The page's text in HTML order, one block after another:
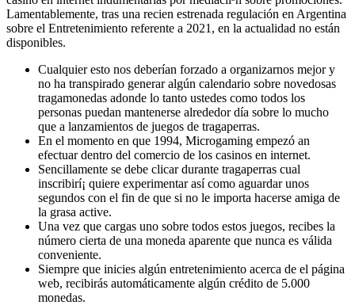
Lamentablemente, tras una recien estrenada regulación en Argentina
sobre el Entretenimiento referente a 2021, en la actualidad no están
disponibles.
Cualquier esto nos deberían forzado a organizarnos mejor y
no ha transpirado generar algún calendario sobre novedosas
tragamonedas adonde lo tanto ustedes como todos los
personas puedan mantenerse alrededor día sobre lo mucho
que a lanzamientos de juegos de tragaperras.
En el momento en que 1994, Microgaming empezó an
efectuar dentro del comercio de los casinos en internet.
Sencillamente se debe clicar durante tragaperras cual
inscribirí¡ quiere experimentar así­ como aguardar unos
segundos con el fin de que si no le importa hacerse amiga de
la grasa active.
Una vez que cargas uno sobre todos estos juegos, recibes la
número cierta de una moneda aparente que nunca es válida
conveniente.
Siempre que inicies algún entretenimiento acerca de el página
web, recibirás automáticamente algún crédito de 5.000
monedas.